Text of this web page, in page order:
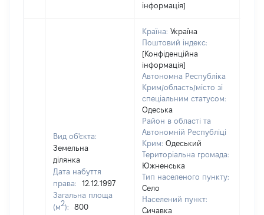
інформація]
Вид об'єкта:
Земельна
ділянка
Дата набуття
права:
12.12.1997
Загальна площа
(м2):
800
Країна: Україна
Поштовий індекс:
[Конфіденційна
інформація]
Автономна Республіка
Крим/область/місто зі
спеціальним статусом:
Одеська
Район в області та
Автономній Республіці
Крим: Одеський
Територіальна громада:
Южненська
Тип населеного пункту:
Село
Населений пункт:
Сичавка